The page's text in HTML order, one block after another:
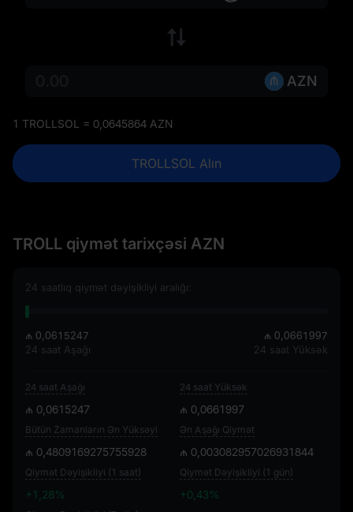
AZN
1 TROLLSOL = 0,0645864 AZN
TROLLSOL Alın
TROLL qiymət tarixçəsi AZN
24 saatlıq qiymət dəyişikliyi aralığı:
₼ 0,0615247
24 saat Aşağı
₼ 0,0661997
24 saat Yüksək
24 saat Aşağı
₼ 0,0615247
24 saat Yüksək
₼ 0,0661997
Bütün Zamanların Ən Yüksəyi
₼ 0,4809169275755928
Ən Aşağı Qiymət
₼ 0,003082957026931844
Qiymət Dəyişikliyi (1 saat)
+1,28%
Qiymət Dəyişikliyi (1 gün)
+0,43%